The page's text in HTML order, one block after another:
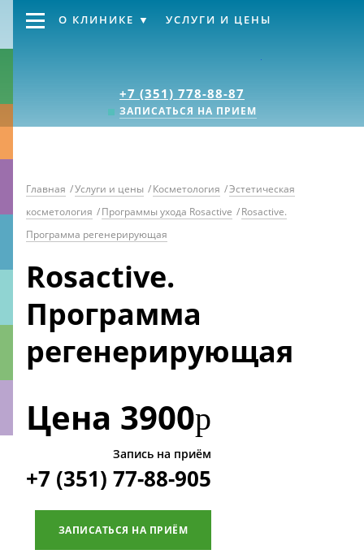
+7 (351) 778-88-87
ЗАПИСАТЬСЯ НА ПРИЕМ
О КЛИНИКЕ УСЛУГИ И ЦЕНЫ
Главная /Услуги и цены /Косметология /Эстетическая
косметология /Программы ухода Rosactive /Rosactive.
Программа регенерирующая
Rosactive.
Программа
регенерирующая
Цена 3900р
Запись на приём
+7 (351) 77-88-905
ЗАПИСАТЬСЯ НА ПРИЁМ